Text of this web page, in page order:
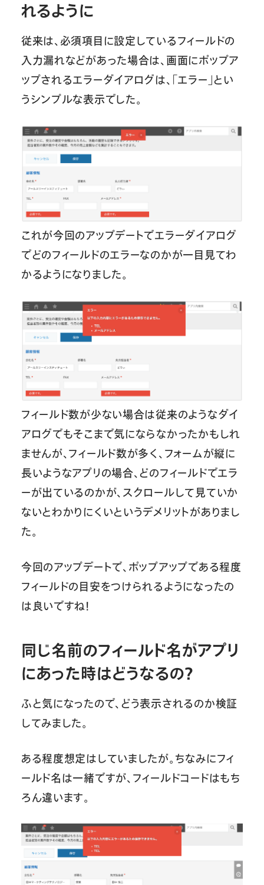
れるように
従来は、必須項目に設定しているフィールドの
入力漏れなどがあった場合は、画面にポップア
ップされるエラーダイアログは、「エラー」とい
うシンプルな表示でした。
これが今回のアップデートでエラーダイアログ
でどのフィールドのエラーなのかが一目見てわ
かるようになりました。
フィールド数が少ない場合は従来のようなダイ
アログでもそこまで気にならなかったかもしれ
ませんが、フィールド数が多く、フォームが縦に
長いようなアプリの場合、どのフィールドでエラ
ーが出ているのかが、スクロールして見ていか
ないとわかりにくいというデメリットがありまし
た。
今回のアップデートで、ポップアップである程度
フィールドの目安をつけられるようになったの
は良いですね！
同じ名前のフィールド名がアプリ
にあった時はどうなるの？
ふと気になったので、どう表示されるのか検証
してみました。
ある程度想定はしていましたが。ちなみにフィ
ールド名は一緒ですが、フィールドコードはもち
ろん違います。